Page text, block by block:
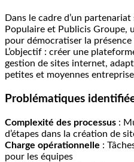
Dans le cadre d’un
Populaire et Publicis Groupe,
pour démocratiser la
L’objectif : créer une
gestion de sites internet,
petites et moyennes
Problématiques
Complexité des processus :
d’étapes dans la création de
Charge opérationnelle :
pour les équipes